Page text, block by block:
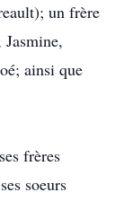
un frère
ainsi que
frères
soeurs